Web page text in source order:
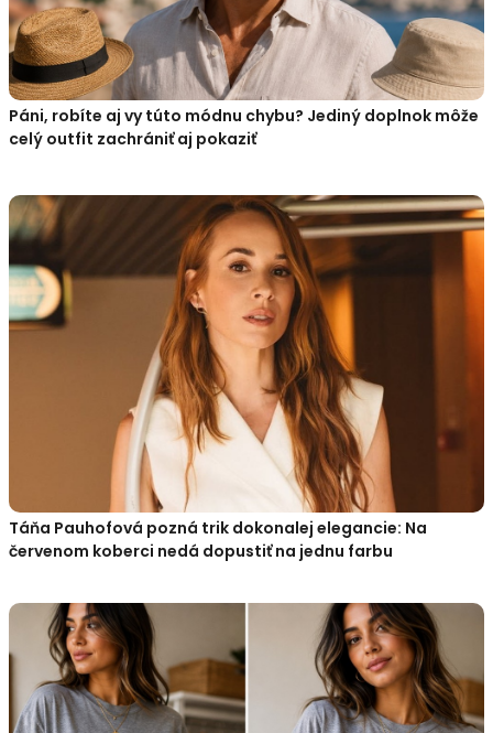
Páni, robíte aj vy túto módnu chybu? Jediný doplnok môže
celý outfit zachrániť aj pokaziť
Táňa Pauhofová pozná trik dokonalej elegancie: Na
červenom koberci nedá dopustiť na jednu farbu